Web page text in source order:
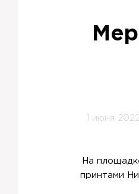
1 июня 2022
На
принтами